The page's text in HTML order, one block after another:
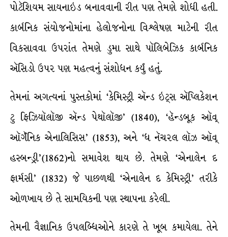
પોટૅશિયમ સાયનાઇડ બનાવવાની રીત પણ તેમણે શોધી હતી.
કાર્બનિક સંયોજનોમાંના હેલોજનોના વિશ્લેષણ માટેની રીત
વિકસાવવા ઉપરાંત તેમણે ડુમા સાથે પૉલિબેઝિક કાર્બનિક
ઍસિડો ઉપર પણ મહત્વનું સંશોધન કર્યું હતું.
તેમનાં અગત્યનાં પુસ્તકોમાં ‘કેમિસ્ટ્રી ઍન્ડ ઇટ્સ ઍપ્લિકેશન
ટુ ફિઝિયૉલૉજી ઍન્ડ પેથૉલૉજી’ (1840), ‘હૅન્ડબૂક ઑવ્
ઑર્ગૅનિક એનાલિસિસ’ (1853), અને ‘ધ નૅચરલ લૉઝ ઑવ્
હસ્બન્ડ્રી’(1862)નો સમાવેશ થાય છે. તેમણે ‘એનાલેન દ
ફાર્મસી’ (1832) જે પાછળથી ‘એનાલેન દ કેમિસ્ટ્રી’ તરીકે
ઓળખાય છે તે સામયિકની પણ સ્થાપના કરેલી.
તેમની વૈજ્ઞાનિક ઉપલબ્ધિઓને કારણે તે ખૂબ કમાયેલા. તેને